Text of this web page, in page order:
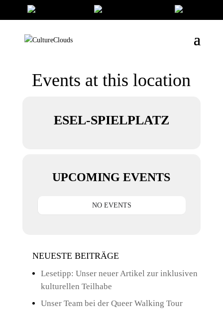
Events at this location
ESEL-SPIELPLATZ
UPCOMING EVENTS
NO EVENTS
NEUESTE BEITRÄGE
Lesetipp: Unser neuer Artikel zur inklusiven
kulturellen Teilhabe
Unser Team bei der Queer Walking Tour